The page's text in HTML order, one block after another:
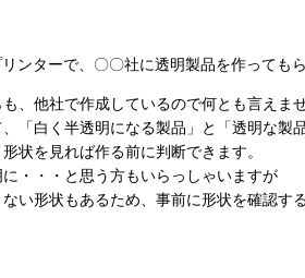
リンターで、〇〇社に透明製品を作っても
も、他社で作成しているので何とも言えま
「白く半透明になる製品」と「透明な製
状を見れば作る前に判断できます。
・・・と思う方もいらっしゃいますが
い形状もあるため、事前に形状を確認す